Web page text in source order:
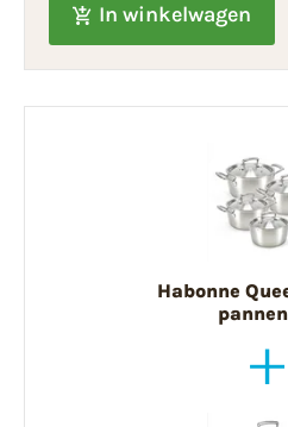
In winkelwagen
Habonne